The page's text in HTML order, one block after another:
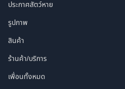
ประกาศสัตว์หาย
รูปภาพ
สินค้า
ร้านค้า/บริการ
เพื่อนทั้งหมด